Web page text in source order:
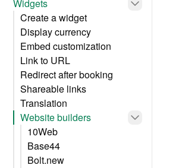
Widgets
Create a widget
Display currency
Embed customization
Link to URL
Redirect after booking
Shareable links
Translation
Website builders
10Web
Base44
Bolt.new